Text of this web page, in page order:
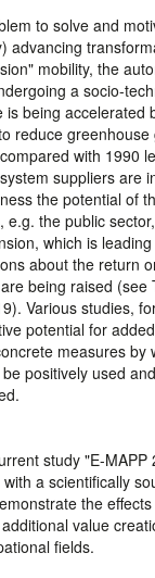
to solve and
advancing
mobility, the
a socio-
is being accelerated
reduce
with 1990
suppliers are
the potential of
e.g. the public
which is
about the return
being raised (see
Various studies,
potential for
measures by
positively used
study "E-MAPP
a scientifically
the
value
fields.